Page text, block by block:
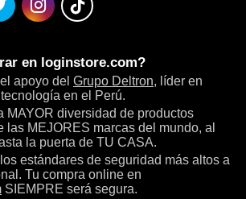
en loginstore.com?
apoyo del Grupo Deltron, líder en
en el Perú.
MAYOR diversidad de productos
las MEJORES marcas del mundo, al
la puerta de TU CASA.
estándares de seguridad más altos a
Tu compra online en
SIEMPRE será segura.